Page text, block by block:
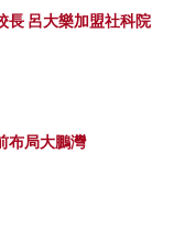
長 呂大樂加盟社科院
布局大鵬灣